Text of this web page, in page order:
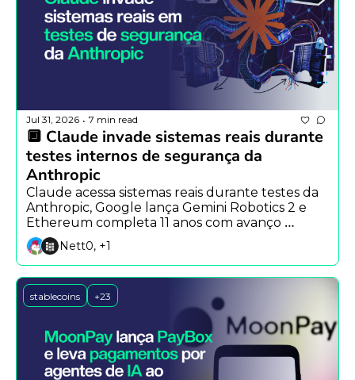
Jul 31, 2026 • 7 min read
🔲 Claude invade sistemas reais durante
testes internos de segurança da
Anthropic
Claude acessa sistemas reais durante testes da
Anthropic, Google lança Gemini Robotics 2 e
Ethereum completa 11 anos com avanço
institucional.
Nett0, +1
stablecoins +23